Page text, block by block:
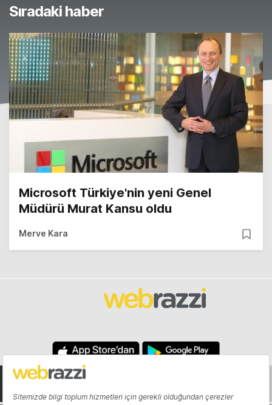
Sıradaki haber
Microsoft Türkiye'nin yeni Genel
Müdürü Murat Kansu oldu
Merve Kara